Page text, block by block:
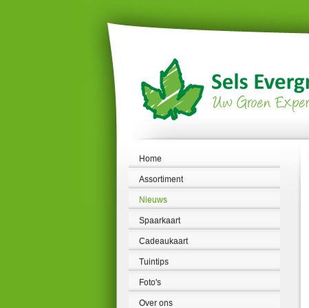
Home
Assortiment
Nieuws
Spaarkaart
Cadeaukaart
Tuintips
Foto's
Over ons